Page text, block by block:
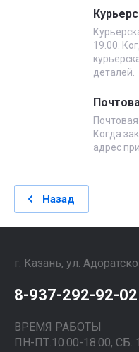
19.00.
деталей.
Когда
адрес
Назад
г. Казань, ул.
8-937-292-92-02
ВРЕМЯ РАБОТЫ
ПН-ПТ.10.00-18.00, СБ.